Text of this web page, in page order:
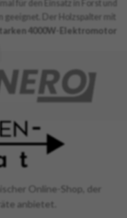
für den Einsatz in Forst und
geeignet. Der Holzspalter mit
4000W-Elektromotor
Ausführung hat eine
von 16 Tonnen.
erreichen, wird ein äußerst
Hydrauliksystem
maximale Länge der
maximale Breite liegt bei 40
Online-Shop, der
anbietet.